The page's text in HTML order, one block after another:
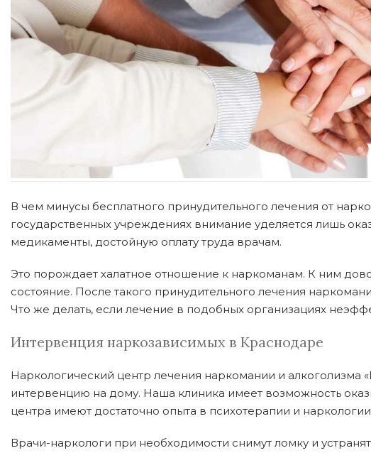
В чем минусы бесплатного принудительного лечения от
государственных учреждениях внимание уделяется лишь
медикаменты, достойную оплату труда врачам.
Это порождает халатное отношение к наркоманам. К ним
состояние. После такого принудительного лечения
Что же делать, если лечение в подобных организациях
Интервенция наркозависимых в Краснодаре
Наркологический центр лечения наркомании и алкоголизма
интервенцию на дому. Наша клиника имеет возможность
центра имеют достаточно опыта в психотерапии и
Врачи-наркологи при необходимости снимут ломку и